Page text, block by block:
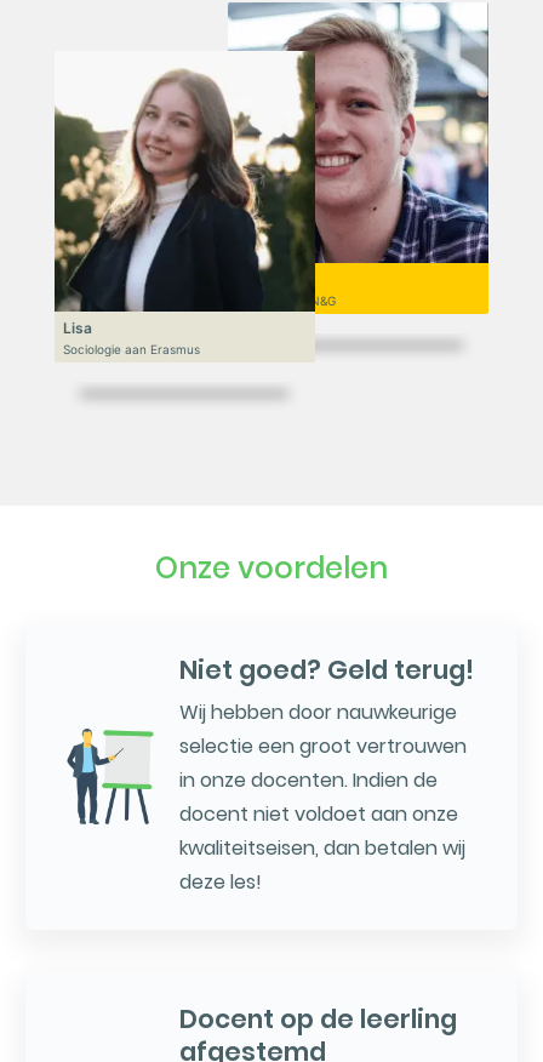
Niek
VWO 6, N&T/N&G
Lisa
Sociologie aan Erasmus
Onze voordelen
Niet goed? Geld terug!
Wij hebben door nauwkeurige
selectie een groot vertrouwen
in onze docenten. Indien de
docent niet voldoet aan onze
kwaliteitseisen, dan betalen wij
deze les!
Docent op de leerling
afgestemd